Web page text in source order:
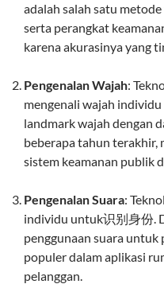
adalah salah satu
serta perangkat
karena akurasinya yang
Pengenalan Wajah:
mengenali wajah
landmark wajah dengan
beberapa tahun terakhir,
sistem keamanan publik
Pengenalan Suara:
individu untuk识别身份.
penggunaan suara
populer dalam aplikasi
pelanggan.